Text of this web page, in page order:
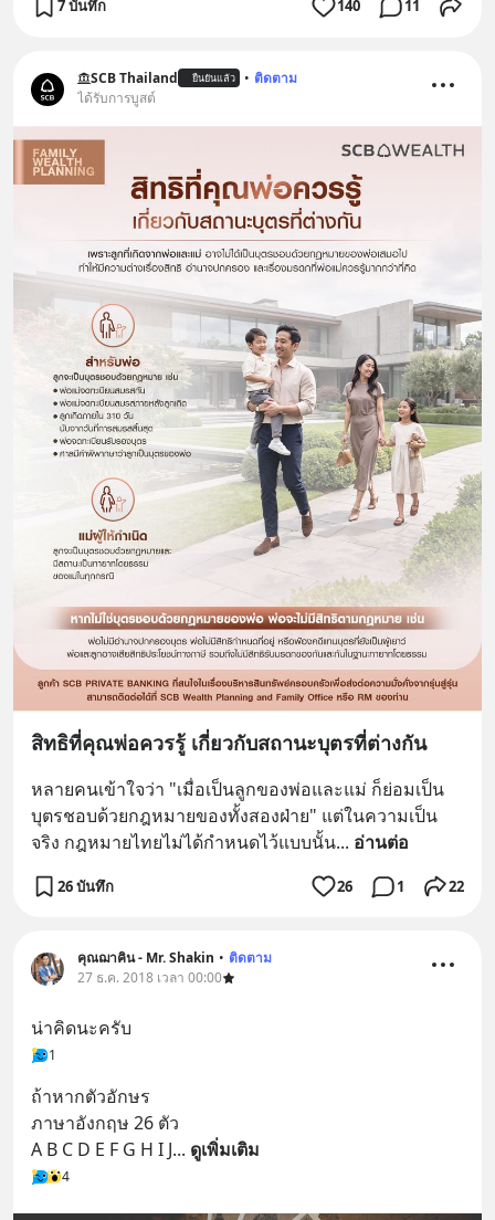
7 บันทึก 140 11
SCB Thailand ยืนยันแล้ว • ติดตาม
ได้รับการบูสต์
สิทธิที่คุณพ่อควรรู้ เกี่ยวกับสถานะบุตรที่ต่างกัน
หลายคนเข้าใจว่า "เมื่อเป็นลูกของพ่อและแม่ ก็ย่อมเป็น
บุตรชอบด้วยกฎหมายของทั้งสองฝ่าย" แต่ในความเป็น
จริง กฎหมายไทยไม่ได้กำหนดไว้แบบนั้น... อ่านต่อ
26 บันทึก 26 1 22
คุณฌาคิน - Mr. Shakin • ติดตาม
27 ธ.ค. 2018 เวลา 00:00
น่าคิดนะครับ
1
ถ้าหากตัวอักษร
ภาษาอังกฤษ 26 ตัว
A B C D E F G H I J... ดูเพิ่มเติม
4